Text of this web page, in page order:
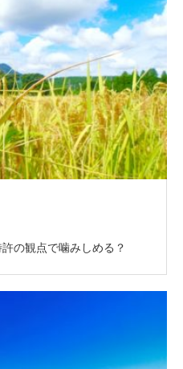
の観点で噛みしめる？